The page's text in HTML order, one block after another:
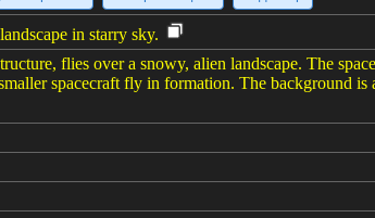
in starry sky.
flies over a snowy, alien landscape. The
spacecraft fly in formation. The background